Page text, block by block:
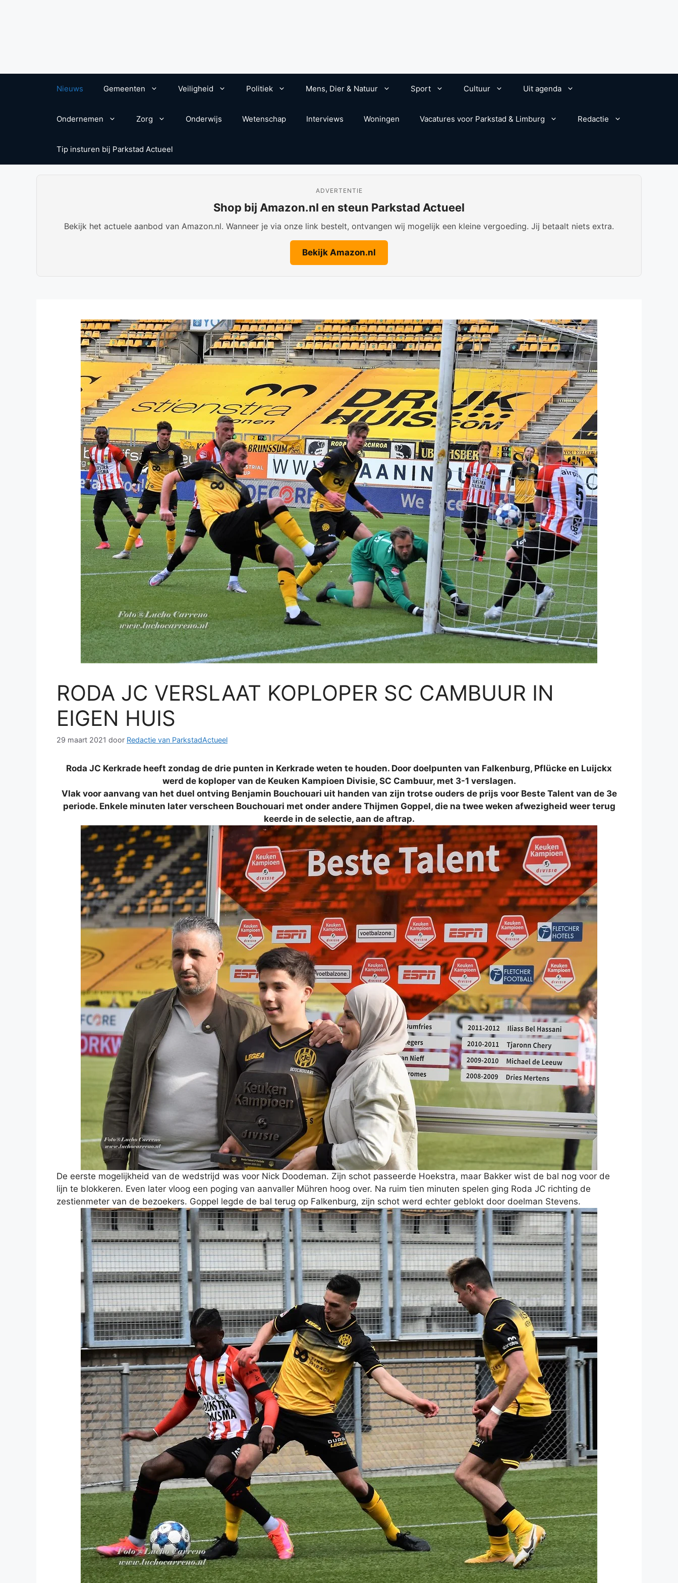
Nieuws Gemeenten Veiligheid Politiek Mens, Dier & Natuur Sport Cultuur Uit agenda
Ondernemen Zorg Onderwijs Wetenschap Interviews Woningen Vacatures voor Parkstad & Limburg Redactie
Tip insturen bij Parkstad Actueel
ADVERTENTIE
Shop bij Amazon.nl en steun Parkstad Actueel
Bekijk het actuele aanbod van Amazon.nl. Wanneer je via onze link bestelt, ontvangen wij mogelijk een kleine vergoeding. Jij betaalt niets extra.
Bekijk Amazon.nl
RODA JC VERSLAAT KOPLOPER SC CAMBUUR IN
EIGEN HUIS
29 maart 2021 door Redactie van ParkstadActueel
Roda JC Kerkrade heeft zondag de drie punten in Kerkrade weten te houden. Door doelpunten van Falkenburg, Pflücke en Luijckx
werd de koploper van de Keuken Kampioen Divisie, SC Cambuur, met 3-1 verslagen.
Vlak voor aanvang van het duel ontving Benjamin Bouchouari uit handen van zijn trotse ouders de prijs voor Beste Talent van de 3e
periode. Enkele minuten later verscheen Bouchouari met onder andere Thijmen Goppel, die na twee weken afwezigheid weer terug
keerde in de selectie, aan de aftrap.
De eerste mogelijkheid van de wedstrijd was voor Nick Doodeman. Zijn schot passeerde Hoekstra, maar Bakker wist de bal nog voor de
lijn te blokkeren. Even later vloog een poging van aanvaller Mühren hoog over. Na ruim tien minuten spelen ging Roda JC richting de
zestienmeter van de bezoekers. Goppel legde de bal terug op Falkenburg, zijn schot werd echter geblokt door doelman Stevens.